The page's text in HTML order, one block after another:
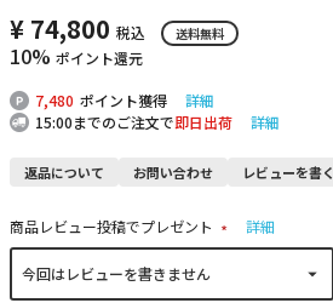
¥ 74,800 税込 送料無料
10% ポイント還元
7,480 ポイント獲得
詳細
15:00までのご注文で即日出荷 詳細
返品について お問い合わせ レビューを書く
商品レビュー投稿でプレゼント
(
詳細